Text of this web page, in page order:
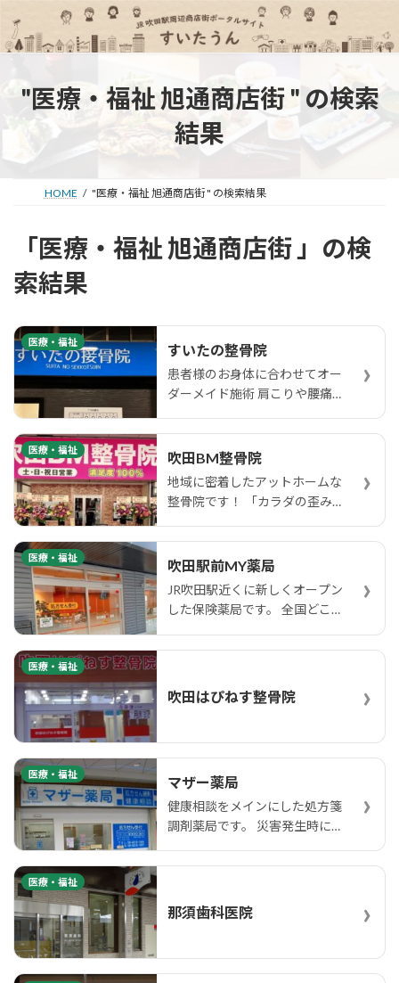
テ
キ
ゲ
に
"医療・福祉 旭通商店街 " の検索
結果
HOME "医療・福祉 旭通商店街 " の検索結果
「医療・福祉 旭通商店街 」の検
索結果
医療・福祉 すいたの整骨院
患者様のお身体に合わせてオー
ダーメイド施術 肩こりや腰痛
›
医療・福祉 吹田BM整骨院
地域に密着したアットホームな
整骨院です！ 「カラダの歪み
›
医療・福祉 吹田駅前MY薬局
JR吹田駅近くに新しくオープン
した保険薬局です。 全国どこの
›
医療・福祉
吹田はぴねす整骨院 ›
医療・福祉 マザー薬局
健康相談をメインにした処方箋
調剤薬局です。 災害発生時に
›
医療・福祉
那須歯科医院 ›